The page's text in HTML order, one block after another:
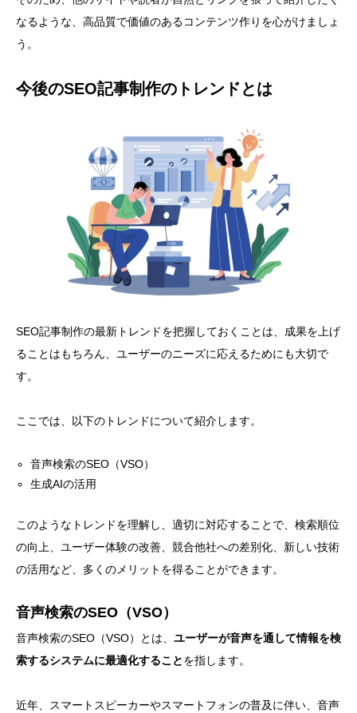
なるような、高品質で価値のあるコンテンツ作りを心がけましょ
う。
今後のSEO記事制作のトレンドとは
SEO記事制作の最新トレンドを把握しておくことは、成果を上げ
ることはもちろん、ユーザーのニーズに応えるためにも大切で
す。
ここでは、以下のトレンドについて紹介します。
音声検索のSEO（VSO）
生成AIの活用
このようなトレンドを理解し、適切に対応することで、検索順位
の向上、ユーザー体験の改善、競合他社への差別化、新しい技術
の活用など、多くのメリットを得ることができます。
音声検索のSEO（VSO）
音声検索のSEO（VSO）とは、 ユーザーが音声を通して情報を検
索するシステムに最適化することを指します。
近年、スマートスピーカーやスマートフォンの普及に伴い、音声